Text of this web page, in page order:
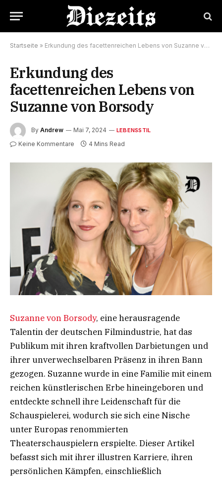
Startseite » Erkundung des facettenreichen Lebens von Suzanne von Borsody
Erkundung des
facettenreichen Lebens von
Suzanne von Borsody
By Andrew Mai 7, 2024 LEBENSSTIL
Keine Kommentare 4 Mins Read
Suzanne von Borsody, eine herausragende
Talentin der deutschen Filmindustrie, hat das
Publikum mit ihren kraftvollen Darbietungen und
ihrer unverwechselbaren Präsenz in ihren Bann
gezogen. Suzanne wurde in eine Familie mit einem
reichen künstlerischen Erbe hineingeboren und
entdeckte schnell ihre Leidenschaft für die
Schauspielerei, wodurch sie sich eine Nische
unter Europas renommierten
Theaterschauspielern erspielte. Dieser Artikel
befasst sich mit ihrer illustren Karriere, ihren
persönlichen Kämpfen, einschließlich